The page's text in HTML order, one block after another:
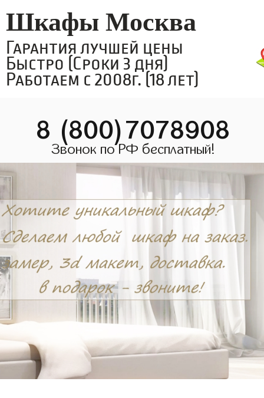
Шкафы Москва
Гарантия лучшей цены
Быстро (Сроки 3 дня)
Работаем с 2008г. (18 лет)
8 (800)7078908
Звонок по РФ бесплатный!